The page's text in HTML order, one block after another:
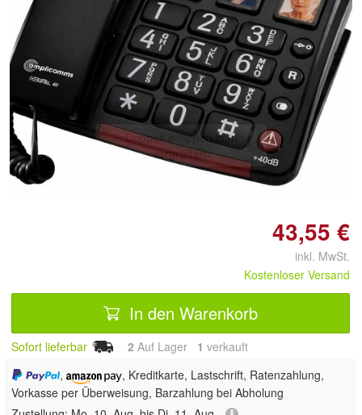
Doppelt antippen zum
vergrößern
43,55 €
inkl. MwSt.
Kostenloser Versand
In den Warenkorb
Sofort lieferbar 2 Auf Lager 1 verkauft
,
, Kreditkarte, Lastschrift, Ratenzahlung,
Vorkasse per Überweisung, Barzahlung bei Abholung